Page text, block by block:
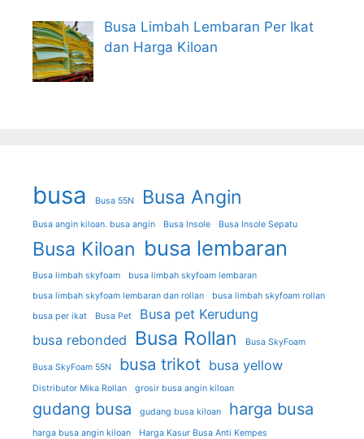
Busa Limbah Lembaran Per Ikat
dan Harga Kiloan
busa Busa 55N Busa Angin
Busa angin kiloan. busa angin Busa Insole Busa Insole Sepatu
Busa Kiloan busa lembaran
Busa limbah skyfoam
busa limbah skyfoam lembaran
busa limbah skyfoam lembaran dan rollan
busa limbah skyfoam rollan
busa per ikat
Busa Pet
Busa pet Kerudung
busa rebonded
Busa Rollan Busa SkyFoam
Busa SkyFoam 55N busa trikot busa yellow
Distributor Mika Rollan grosir busa angin kiloan
gudang busa gudang busa kiloan harga busa
harga busa angin kiloan Harga Kasur Busa Anti Kempes